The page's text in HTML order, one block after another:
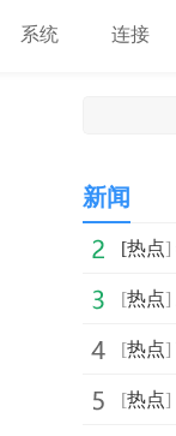
系统 连接
新闻
[热点]
[热点]
[热点]
[热点]